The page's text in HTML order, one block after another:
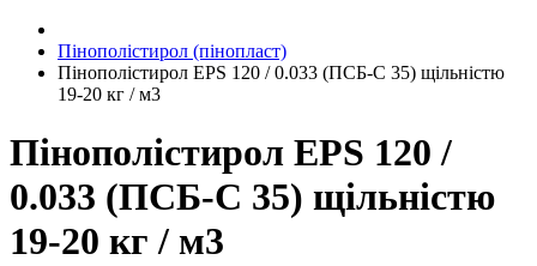
Пінополістирол (пінопласт)
Пінополістирол EPS 120 / 0.033 (ПСБ-С 35) щільністю
19-20 кг / м3
Пінополістирол EPS 120 /
0.033 (ПСБ-С 35) щільністю
19-20 кг / м3